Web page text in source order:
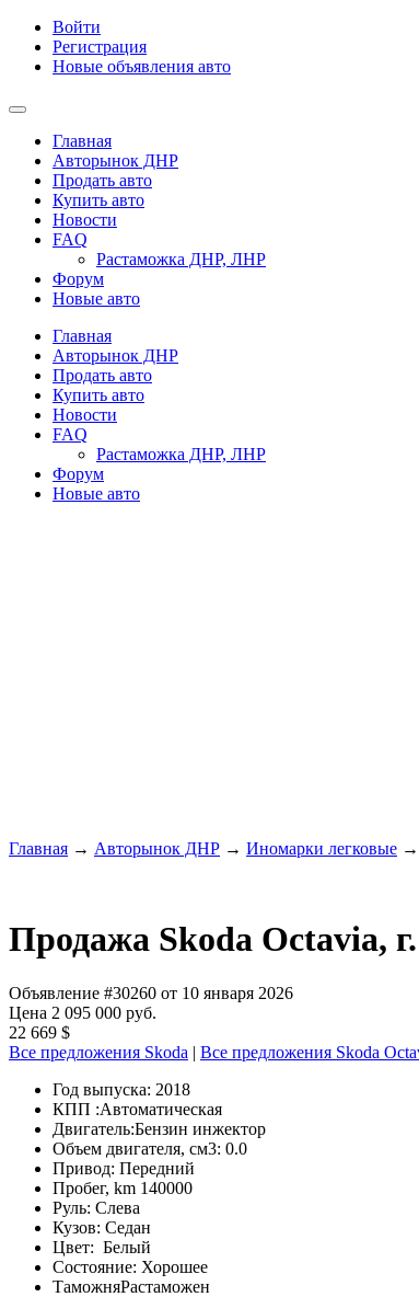
Войти
Регистрация
Новые объявления авто
Главная
Авторынок ДНР
Продать авто
Купить авто
Новости
FAQ
Растаможка ДНР, ЛНР
Форум
Новые авто
Главная
Авторынок ДНР
Продать авто
Купить авто
Новости
FAQ
Растаможка ДНР, ЛНР
Форум
Новые авто
Главная → Авторынок ДНР → Иномарки легковые →
Продажа Skoda Octavia,
Объявление #30260 от 10 января 2026
Цена 2 095 000 руб.
22 669 $
Все предложения Skoda | Все предложения Skoda
Год выпуска: 2018
КПП :Автоматическая
Двигатель:Бензин инжектор
Объем двигателя, см3: 0.0
Привод: Передний
Пробег, km 140000
Руль: Слева
Кузов: Седан
Цвет: Белый
Состояние: Хорошее
ТаможняРастаможен